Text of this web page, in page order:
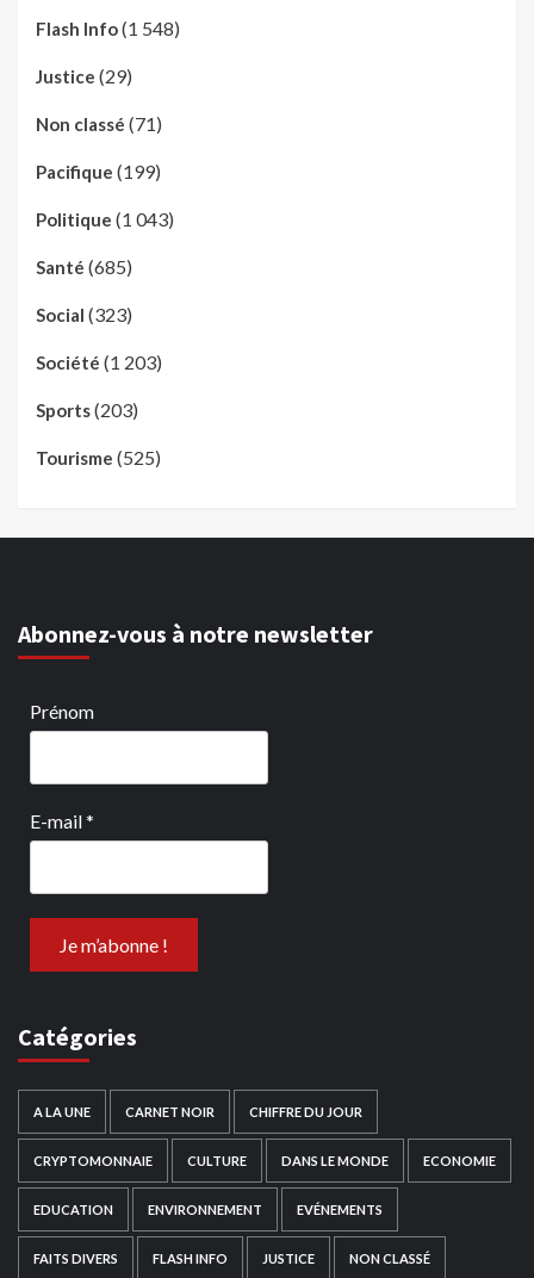
Flash Info(1 548)
Justice (29)
Non classé (71)
Pacifique (199)
Politique (1 043)
Santé (685)
Social (323)
Société (1 203)
Sports(203)
Tourisme (525)
Abonnez-vous à notre newsletter
Prénom
E-mail*
Catégories
A LA UNE CARNET NOIR CHIFFRE DU JOUR
CRYPTOMONNAIE CULTURE DANS LE MONDE ECONOMIE
EDUCATION ENVIRONNEMENT EVÉNEMENTS
FAITS DIVERS FLASH INFO JUSTICE NON CLASSÉ